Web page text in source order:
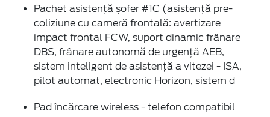
Pachet asistență șofer #1C (asistență pre-
coliziune cu cameră frontală: avertizare
impact frontal FCW, suport dinamic frânare
DBS, frânare autonomă de urgență AEB,
sistem inteligent de asistență a vitezei - ISA,
pilot automat, electronic Horizon, sistem d
Pad încărcare wireless - telefon compatibil